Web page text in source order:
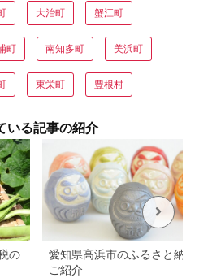
大治町 蟹江町
町 南知多町 美浜町
東栄町 豊根村
いる記事の紹介
の
愛知県高浜市のふるさと納税
ご紹介